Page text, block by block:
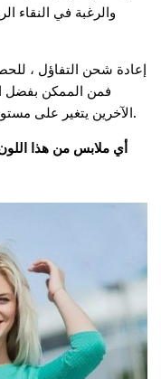
والرغبة في النقاء
إعادة شحن التفاؤل ،
فمن الممكن بفضل
الآخرين يتغير على مستوى اللاوعي في مشهد شخص يرتدي الفيروز.
أي ملابس من هذا